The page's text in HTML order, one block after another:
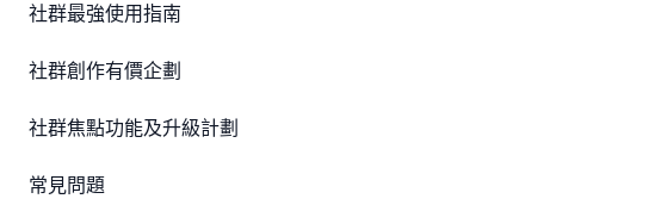
社群最強使用指南
社群創作有價企劃
社群焦點功能及升級計劃
常見問題